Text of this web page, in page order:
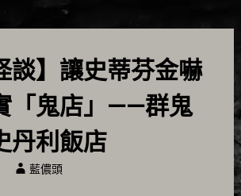
談】讓史蒂芬金嚇
「鬼店」——群鬼
丹利飯店
藍儂頭